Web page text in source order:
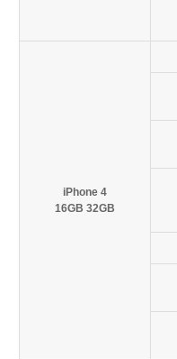
iPhone 4
16GB 32GB